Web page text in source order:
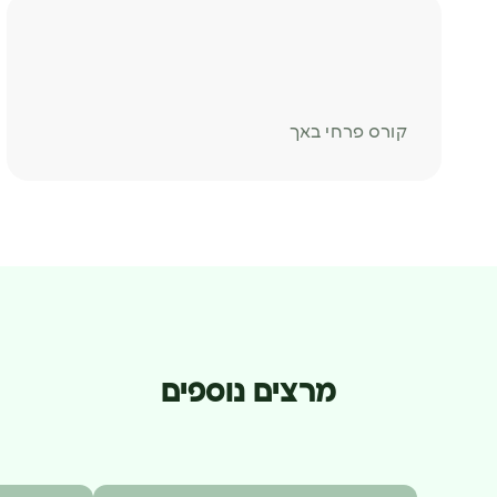
קורס פרחי באך
מרצים נוספים